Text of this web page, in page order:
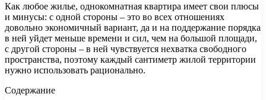
Как любое жилье, однокомнатная квартира имеет свои плюсы
и минусы: с одной стороны – это во всех отношениях
довольно экономичный вариант, да и на поддержание порядка
в ней уйдет меньше времени и сил, чем на большой площади,
с другой стороны – в ней чувствуется нехватка свободного
пространства, поэтому каждый сантиметр жилой территории
нужно использовать рационально.
Содержание